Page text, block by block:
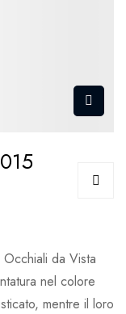
da Vista
nel colore
mentre il loro